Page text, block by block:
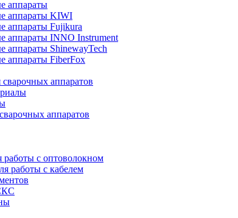
аппараты
аппараты KIWI
аппараты Fujikura
аппараты INNO Instrument
аппараты ShinewayTech
аппараты FiberFox
аппаратов
аппаратов
работы с оптоволокном
работы с кабелем